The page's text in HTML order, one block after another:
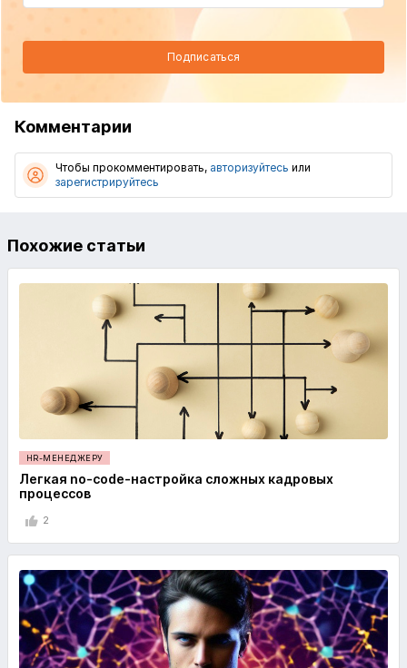
Подписаться
Комментарии
Чтобы прокомментировать, авторизуйтесь или
зарегистрируйтесь
Похожие статьи
HR-МЕНЕДЖЕРУ
Легкая no-code-настройка сложных кадровых
процессов
2